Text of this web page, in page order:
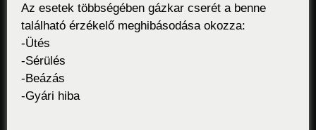
Az esetek többségében gázkar cserét a benne
található érzékelő meghibásodása okozza:
-Ütés
-Sérülés
-Beázás
-Gyári hiba